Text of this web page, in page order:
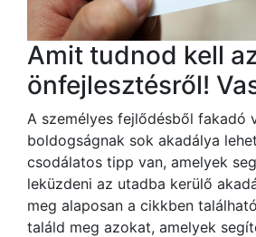
Amit tudnod kell
önfejlesztésről!
A személyes fejlődésből fakadó
boldogságnak sok akadálya
csodálatos tipp van, amelyek
leküzdeni az utadba kerülő
meg alaposan a cikkben
találd meg azokat, amelyek